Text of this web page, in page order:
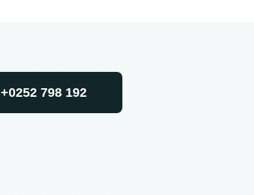
+0252 798 192